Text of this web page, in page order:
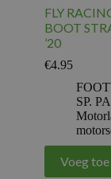
FLY
BOOT
’20
€4.95
SP.
Voeg toe